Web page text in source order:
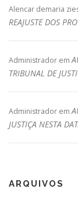
Alencar demaria
REAJUSTE DOS
Administrador em
TRIBUNAL DE
Administrador em
JUSTIÇA NESTA
ARQUIVOS